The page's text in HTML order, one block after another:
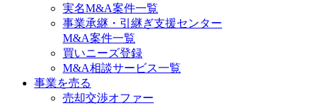
実名M&A案件一覧
事業承継・引継ぎ支援センター
M&A案件一覧
買いニーズ登録
M&A相談サービス一覧
事業を売る
売却交渉オファー